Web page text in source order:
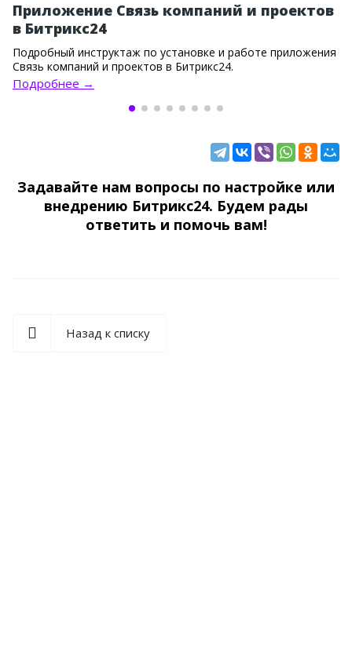
Приложение Связь компаний и проектов
в Битрикс24
Подробный инструктаж по установке и работе приложения
Связь компаний и проектов в Битрикс24.
Подробнее →
Задавайте нам вопросы по настройке или
внедрению Битрикс24. Будем рады
ответить и помочь вам!
Назад к списку